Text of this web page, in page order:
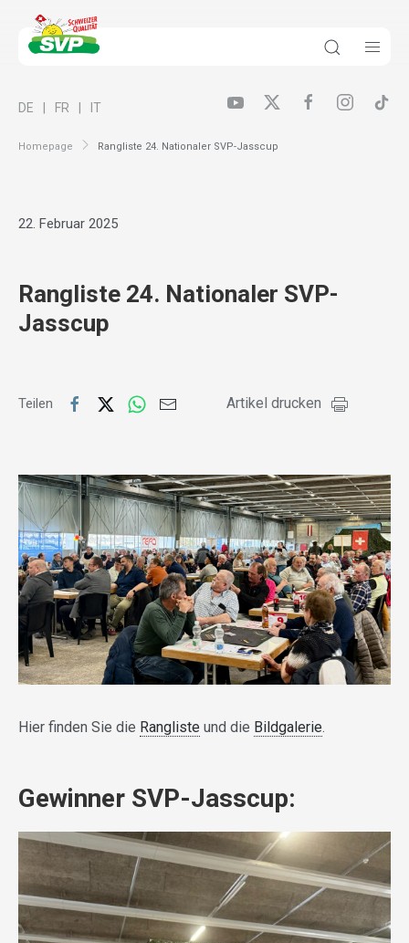
Homepage Rangliste 24. Nationaler SVP-Jasscup
DE FR IT
22. Februar 2025
Rangliste 24. Nationaler SVP-
Jasscup
Teilen Artikel drucken
Hier finden Sie die Rangliste und die Bildgalerie.
Gewinner SVP-Jasscup: